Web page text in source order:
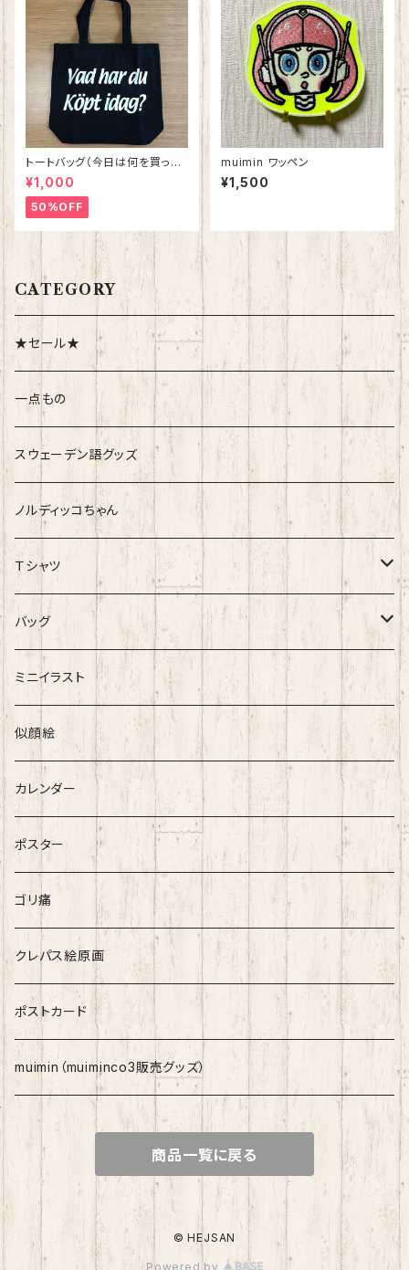
トートバッグ（今日は何を買った
の？） ブラックxホワイト
¥1,000
50%OFF
muimin ワッペン
¥1,500
CATEGORY
★セール★
一点もの
スウェーデン語グッズ
ノルディッコちゃん
Ｔシャツ
Mサイズ限定1枚ずつ レアT特集 >>click
バッグ
ぶらりバッグ
ミニイラスト
似顔絵
カレンダー
ポスター
ゴリ痛
クレパス絵原画
ポストカード
muimin（muiminco3販売グッズ）
商品一覧に戻る
© HEJSAN
Powered by